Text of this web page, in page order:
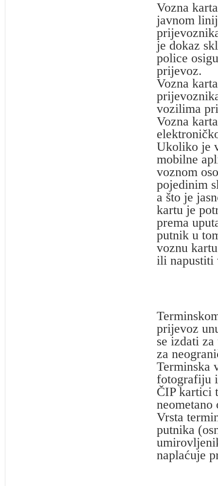
Vozna
javnom
je dokaz
police
prijevoz.
Vozna
vozilima
Vozna
Ukoliko je
mobilne
voznom
pojedinim
a što je
kartu je
prema
putnik u
voznu
ili napustiti
prijevoz
se izdati
za
Terminska
fotografiju
ČIP kartici
Vrsta
putnika
naplaćuje